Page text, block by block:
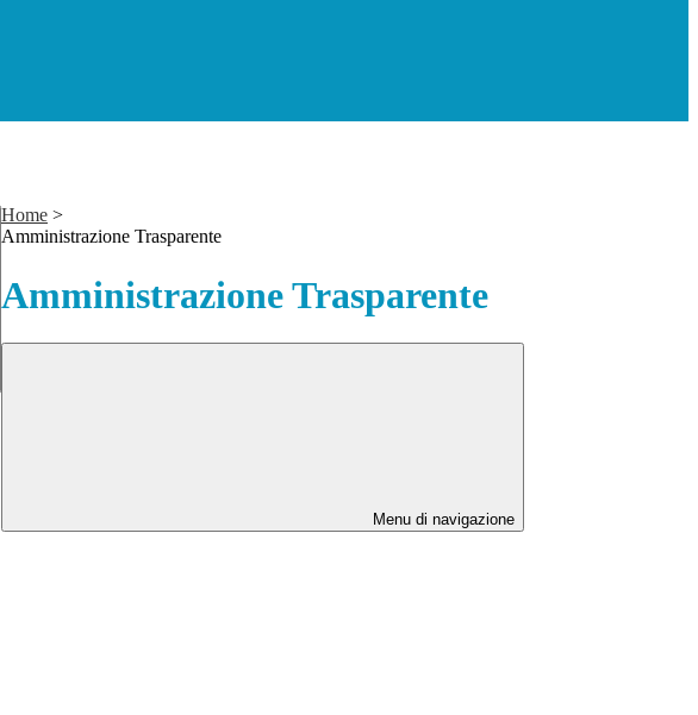
Home >
Amministrazione Trasparente
Amministrazione Trasparente
Menu di navigazione